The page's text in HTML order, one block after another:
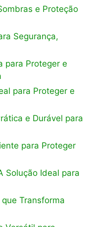
e Proteção
Segurança,
para Proteger e
para Proteger e
e Durável para
para Proteger
Solução Ideal para
Transforma